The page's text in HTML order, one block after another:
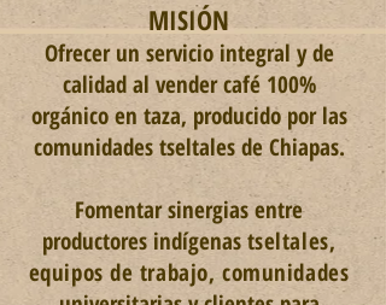
MISIÓN
Ofrecer un servicio integral y de
calidad al vender café 100%
orgánico en taza, producidopor las
comunidades tseltales de Chiapas.
Fomentar sinergias entre
productores indígenastseltales,
equipos de trabajo, comunidades